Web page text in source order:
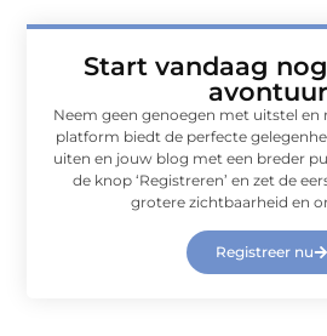
Start vandaag
Neem geen genoegen met uitstel en
platform biedt de perfecte
uiten en jouw blog met een breder
de knop ‘Registreren’ en zet de
grotere zichtbaarheid en
Registreer nu